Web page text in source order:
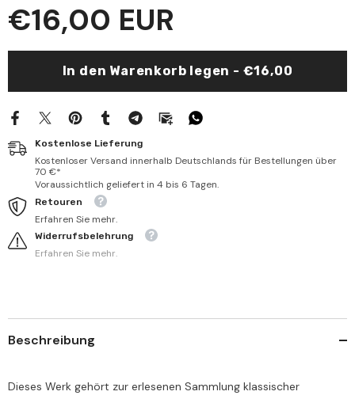
Buhus
fil
İslami
Buhus
fil
İslami
بحوث
الاسلامي
€16,00 EUR
In den Warenkorb legen - €16,00
Kostenlose Lieferung
Kostenloser Versand innerhalb Deutschlands für Bestellungen über
70 €*
Voraussichtlich geliefert in 4 bis 6 Tagen.
Retouren
Erfahren Sie mehr.
Widerrufsbelehrung
Erfahren Sie mehr.
Beschreibung
Dieses Werk gehört zur erlesenen Sammlung klassischer